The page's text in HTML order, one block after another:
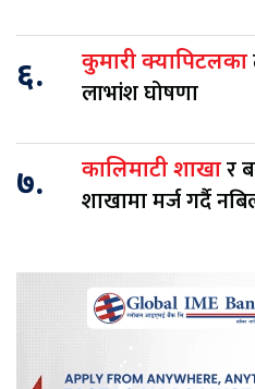
६. कुमारी क्यापिटलका
लाभांश घोषणा
७. कालिमाटी शाखार
शाखामा मर्ज गर्दै